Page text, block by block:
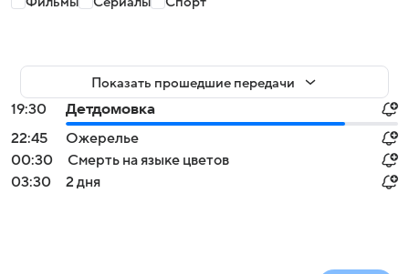
Показать прошедшие передачи
19:30
Детдомовка
22:45
Ожерелье
00:30
Смерть на языке цветов
03:30
2 дня